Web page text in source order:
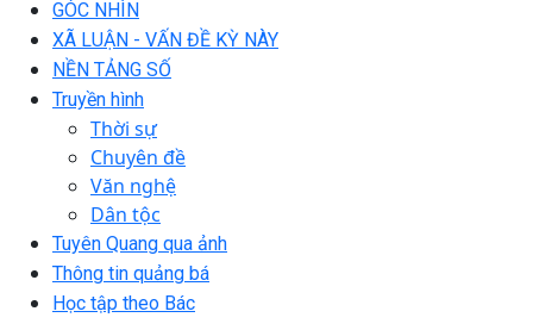
GÓC NHÌN
XÃ LUẬN - VẤN ĐỀ KỲ NÀY
NỀN TẢNG SỐ
Truyền hình
Thời sự
Chuyên đề
Văn nghệ
Dân tộc
Tuyên Quang qua ảnh
Thông tin quảng bá
Học tập theo Bác